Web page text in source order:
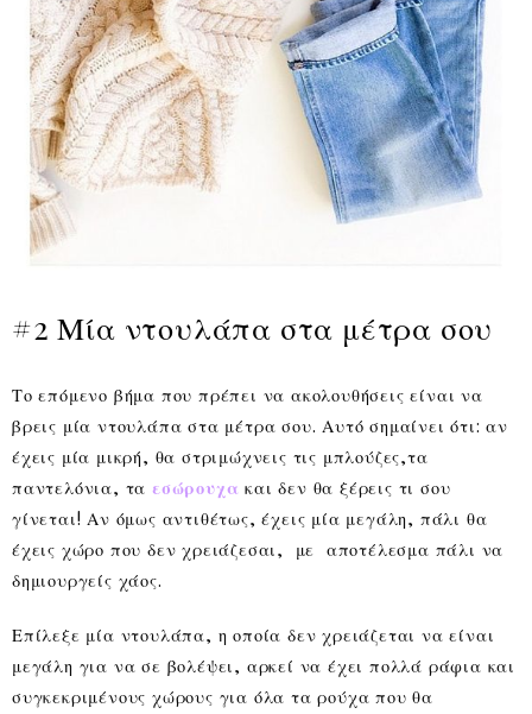
#2 Μία ντουλάπα στα μέτρα σου
Το επόμενο βήμα που πρέπει να ακολουθήσεις είναι να
βρεις μία ντουλάπα στα μέτρα σου. Αυτό σημαίνει ότι: αν
έχεις μία μικρή, θα στριμώχνεις τις μπλούζες,τα
παντελόνια, τα εσώρουχα και δεν θα ξέρεις τι σου
γίνεται! Αν όμως αντιθέτως, έχεις μία μεγάλη, πάλι θα
έχεις χώρο που δεν χρειάζεσαι, με αποτέλεσμα πάλι να
δημιουργείς χάος.
Επίλεξε μία ντουλάπα, η οποία δεν χρειάζεται να είναι
μεγάλη για να σε βολέψει, αρκεί να έχει πολλά ράφια και
συγκεκριμένους χώρους για όλα τα ρούχα που θα